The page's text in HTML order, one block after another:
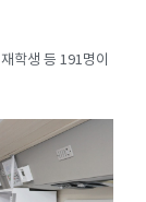
학생 등 191명이